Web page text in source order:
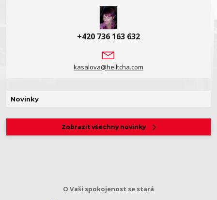
+420 736 163 632
kasalova@helltcha.com
Novinky
Zobrazit všechny novinky
O Vaši spokojenost se stará